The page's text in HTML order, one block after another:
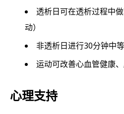
透析日可在透析过程中
动）
非透析日进行30分钟中
运动可改善心血管健康
心理支持